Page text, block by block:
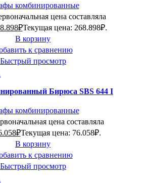
комбинированные
цена составляла
₽Текущая цена: 268.898₽.
В корзину
к сравнению
Быстрый просмотр
Бирюса SBS 644 I
комбинированные
цена составляла
₽Текущая цена: 76.058₽.
В корзину
к сравнению
Быстрый просмотр